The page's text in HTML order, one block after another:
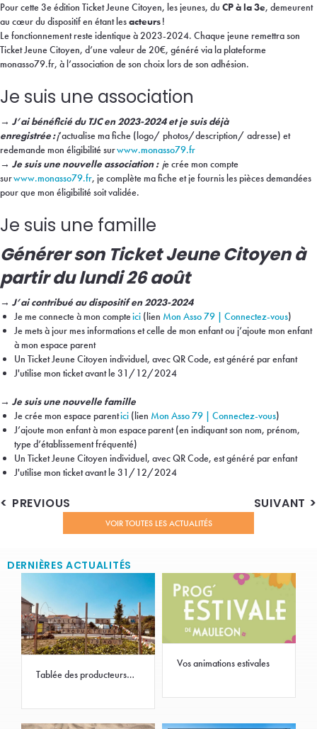
Pour cette 3e édition Ticket Jeune Citoyen, les jeunes, du CP à la 3e, demeurent
au cœur du dispositif en étant lesacteurs!
Le fonctionnement reste identique à 2023-2024. Chaque jeune remettra son
Ticket Jeune Citoyen, d’une valeur de 20€, généré via la plateforme
monasso79.fr, à l’association de son choix lors de son adhésion.
Je suis une association
→ J’ai bénéficié du TJC en 2023-2024 et je suis déjà
enregistrée :j’actualise ma fiche (logo/ photos/description/ adresse) et
redemande mon éligibilité surwww.monasso79.fr
→ Je suis une nouvelle association : je crée mon compte
surwww.monasso79.fr, je complète ma fiche et je fournis les pièces demandées
pour que mon éligibilité soit validée.
Je suis une famille
Générer son Ticket Jeune Citoyen à
partir du lundi 26 août
→ J’ai contribué au dispositif en 2023-2024
Je me connecte à mon compteici (lien Mon Asso 79 | Connectez-vous)
Je mets à jour mes informations et celle de mon enfant ou j’ajoute mon enfant
à mon espace parent
Un Ticket Jeune Citoyen individuel, avec QR Code, est généré par enfant
J'utilise mon ticket avant le 31/12/2024
→ Je suis une nouvelle famille
Je crée mon espace parentici (lien Mon Asso 79 | Connectez-vous)
J’ajoute mon enfant à mon espace parent (en indiquant son nom, prénom,
type d’établissement fréquenté)
Un Ticket Jeune Citoyen individuel, avec QR Code, est généré par enfant
J'utilise mon ticket avant le 31/12/2024
PREVIOUS SUIVANT
VOIR TOUTES LES ACTUALITÉS
DERNIÈRES ACTUALITÉS
Tablée des producteurs
Vos animations estivales